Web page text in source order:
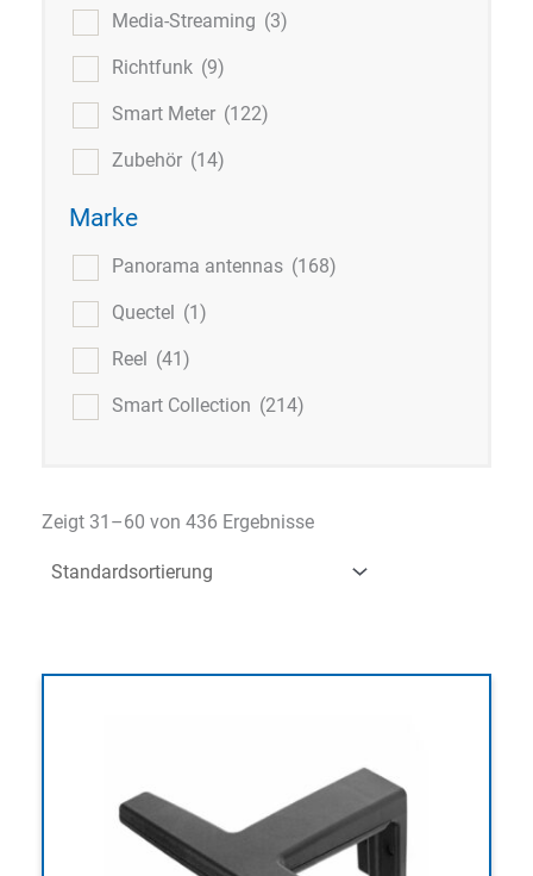
Media-Streaming (3)
Richtfunk (9)
Smart Meter (122)
Zubehör (14)
Marke
Panorama antennas (168)
Quectel (1)
Reel (41)
Smart Collection (214)
Zeigt 31–60 von 436 Ergebnisse